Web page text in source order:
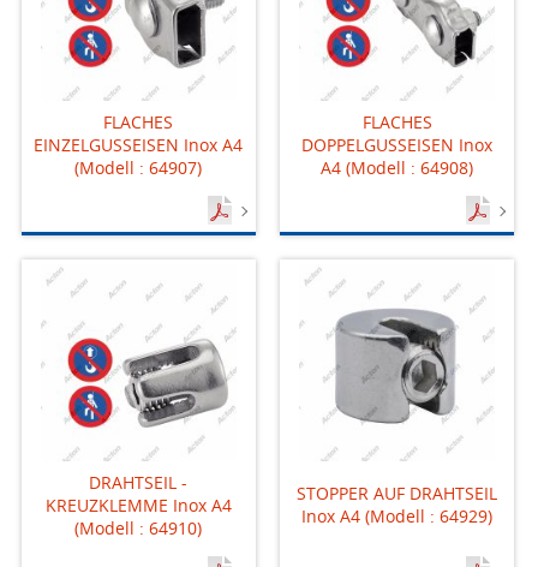
FLACHES
EINZELGUSSEISEN Inox A4
(Modell : 64907)
FLACHES
DOPPELGUSSEISEN Inox
A4 (Modell : 64908)
DRAHTSEIL -
KREUZKLEMME Inox A4
(Modell : 64910)
STOPPER AUF DRAHTSEIL
Inox A4 (Modell : 64929)